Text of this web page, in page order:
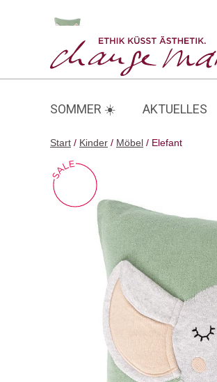
SOMMER ☀️ AKTUELLES
Start / Kinder / Möbel / Elefant